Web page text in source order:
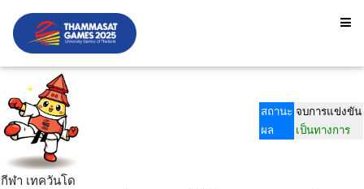
สถานะ จบการแข่งขัน
ผล
เป็นทางการ
กีฬา เทควันโด